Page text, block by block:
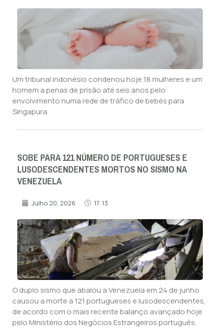
Um tribunal indonésio condenou hoje 18 mulheres e um
homem a penas de prisão até seis anos pelo
envolvimento numa rede de tráfico de bebés para
Singapura.
SOBE PARA 121 NÚMERO DE PORTUGUESES E
LUSODESCENDENTES MORTOS NO SISMO NA
VENEZUELA
Julho 20, 2026 17:13
O duplo sismo que abalou a Venezuela em 24 de junho
causou a morte a 121 portugueses e lusodescendentes,
de acordo com o mais recente balanço avançado hoje
pelo Ministério dos Negócios Estrangeiros português.